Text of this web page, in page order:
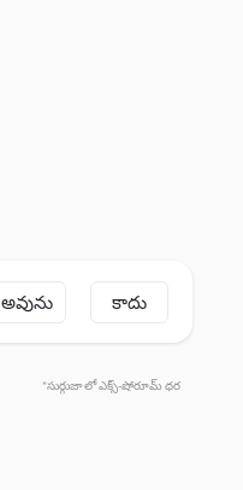
అవును కాదు
*సుర్గుజా లో ఎక్స్-షోరూమ్ ధర